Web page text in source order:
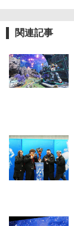
関連記事